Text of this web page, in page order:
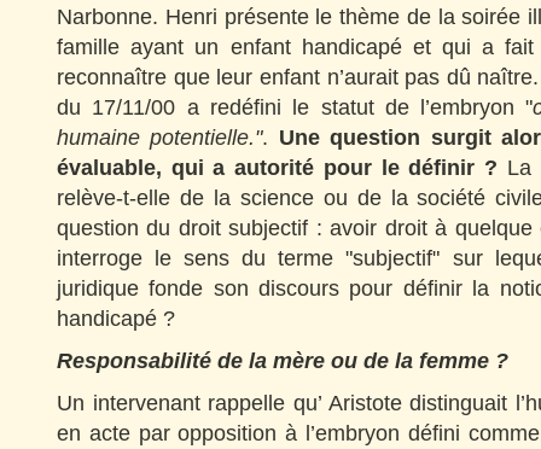
Narbonne. Henri présente le thème de la soirée
famille ayant un enfant handicapé et qui a
reconnaître que leur enfant n’aurait pas dû
du 17/11/00 a redéfini le statut de l’embryon "
humaine potentielle.". Une question surgit
évaluable, qui a autorité pour le définir ? La
relève-t-elle de la science ou de la société
question du droit subjectif : avoir droit à quelque
interroge le sens du terme "subjectif" sur
juridique fonde son discours pour définir la
handicapé ?
Responsabilité de la mère ou de la femme ?
Un intervenant rappelle qu’ Aristote distinguait
en acte par opposition à l’embryon défini